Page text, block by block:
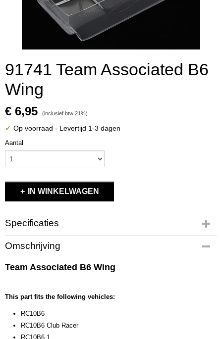
91741 Team Associated B6
Wing
€ 6,95 (inclusief btw 21%)
✓ Op voorraad - Levertijd 1-3 dagen
Aantal
IN WINKELWAGEN
Specificaties
Productcode
91741
EAN code
91741
0,10 Kg
Omschrijving
Team Associated B6 Wing
This part fits the following vehicles:
RC10B6
RC10B6 Club Racer
RC10B6.1